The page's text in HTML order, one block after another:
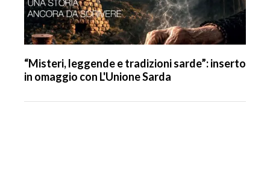
“Misteri, leggende e tradizioni sarde”: inserto
in omaggio con L'Unione Sarda